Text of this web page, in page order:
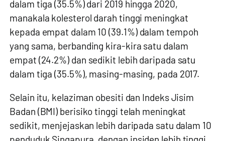
dalam tiga (35.5%) dari 2019 hingga 2020,
manakala kolesterol darah tinggi meningkat
kepada empat dalam 10 (39.1%) dalam tempoh
yang sama, berbanding kira-kira satu dalam
empat (24.2%) dan sedikit lebih daripada satu
dalam tiga (35.5%), masing-masing, pada 2017.
Selain itu, kelaziman obesiti dan Indeks Jisim
Badan (BMI) berisiko tinggi telah meningkat
sedikit, menjejaskan lebih daripada satu dalam 10